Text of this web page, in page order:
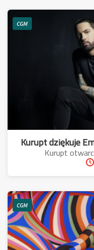
CGM
Kurupt dziękuje
Kurupt
CGM